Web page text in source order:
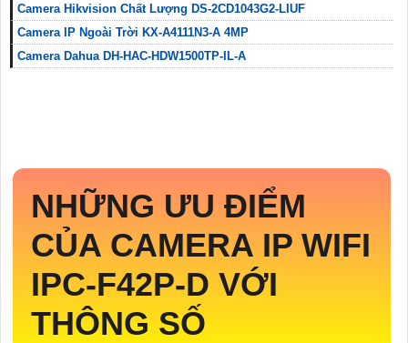
Camera Hikvision Chất Lượng DS-2CD1043G2-LIUF
Camera IP Ngoài Trời KX-A4111N3-A 4MP
Camera Dahua DH-HAC-HDW1500TP-IL-A
NHỮNG ƯU ĐIỂM
CỦA CAMERA IP WIFI
IPC-F42P-D VỚI
THÔNG SỐ